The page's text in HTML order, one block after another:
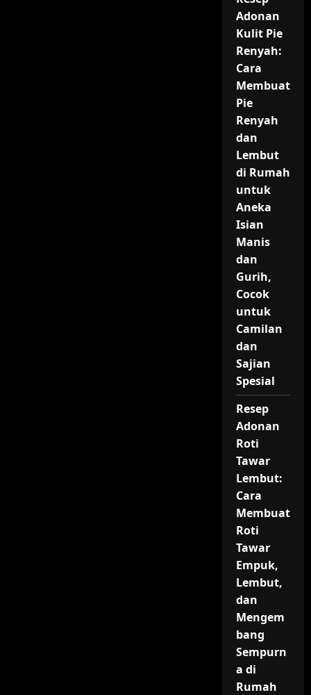
Adonan
Kulit Pie
Renyah:
Cara
Membuat
Pie
Renyah
dan
Lembut
di Rumah
untuk
Aneka
Isian
Manis
dan
Gurih,
Cocok
untuk
Camilan
dan
Sajian
Spesial
Resep
Adonan
Roti
Tawar
Lembut:
Cara
Membuat
Roti
Tawar
Empuk,
Lembut,
dan
Mengem
bang
Sempurn
a di
Rumah